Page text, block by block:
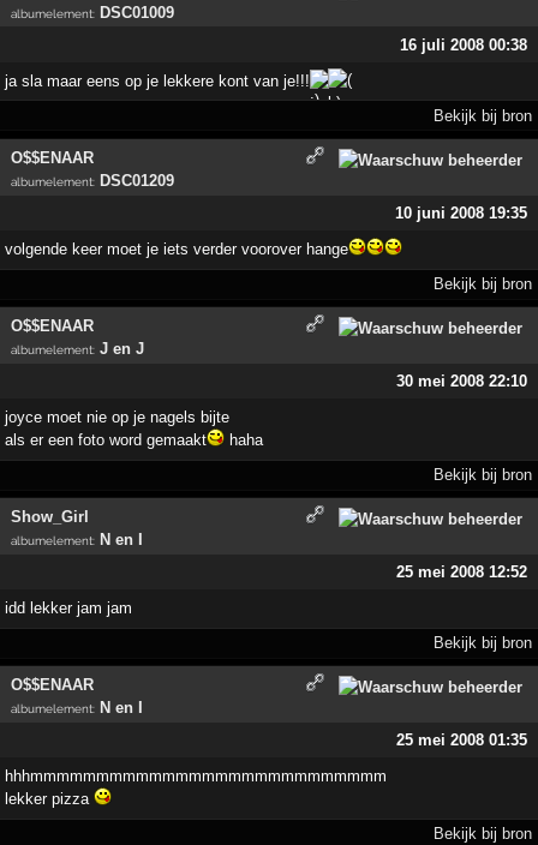
albumelement: DSC01009
16 juli 2008 00:38
ja sla maar eens op je lekkere kont van je!!!
Bekijk bij bron
O$$ENAAR
albumelement: DSC01209
10 juni 2008 19:35
volgende keer moet je iets verder voorover hange
Bekijk bij bron
O$$ENAAR
albumelement: J en J
30 mei 2008 22:10
joyce moet nie op je nagels bijte
als er een foto word gemaakt
haha
Bekijk bij bron
Show_Girl
albumelement: N en I
25 mei 2008 12:52
idd lekker jam jam
Bekijk bij bron
O$$ENAAR
albumelement: N en I
25 mei 2008 01:35
hhhmmmmmmmmmmmmmmmmmmmmmmmmmmm
lekker pizza
Bekijk bij bron